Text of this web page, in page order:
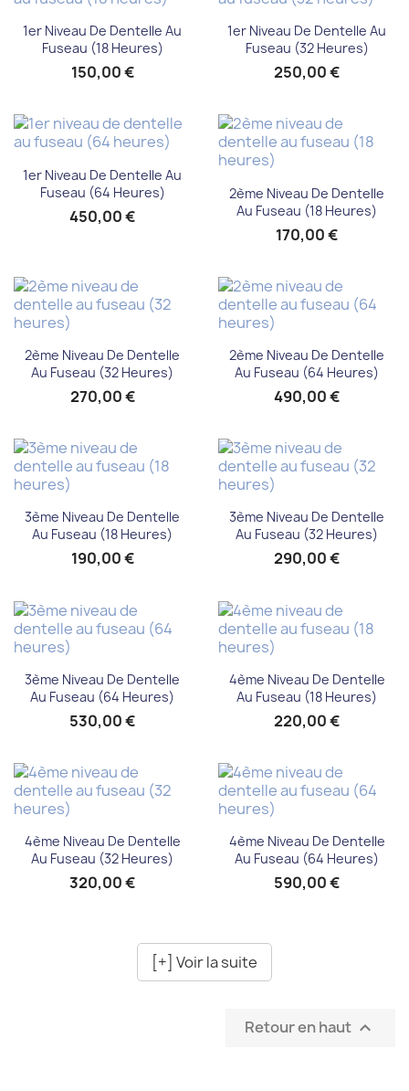
1er Niveau De Dentelle Au
Fuseau (18 Heures)
150,00 €
1er Niveau De Dentelle Au
Fuseau (32 Heures)
250,00 €
1er Niveau De Dentelle Au
Fuseau (64 Heures)
450,00 €
2ème Niveau De Dentelle
Au Fuseau (18 Heures)
170,00 €
2ème Niveau De Dentelle
Au Fuseau (32 Heures)
270,00 €
2ème Niveau De Dentelle
Au Fuseau (64 Heures)
490,00 €
3ème Niveau De Dentelle
Au Fuseau (18 Heures)
190,00 €
3ème Niveau De Dentelle
Au Fuseau (32 Heures)
290,00 €
3ème Niveau De Dentelle
Au Fuseau (64 Heures)
530,00 €
4ème Niveau De Dentelle
Au Fuseau (18 Heures)
220,00 €
4ème Niveau De Dentelle
Au Fuseau (32 Heures)
320,00 €
4ème Niveau De Dentelle
Au Fuseau (64 Heures)
590,00 €
[+] Voir la suite
Retour en haut 